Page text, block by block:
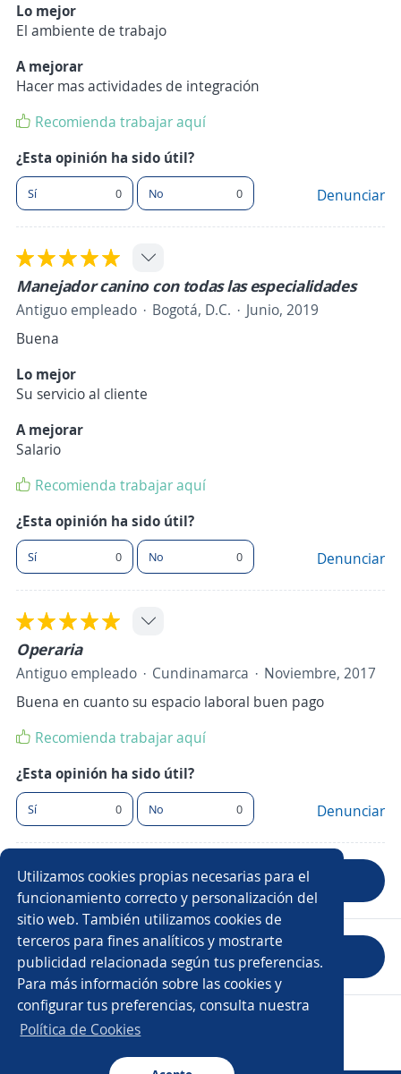
Utilizamos cookies propias necesarias para el
funcionamiento correcto y personalización del
sitio web. También utilizamos cookies de
terceros para fines analíticos y mostrarte
publicidad relacionada según tus preferencias.
Para más información sobre las cookies y
configurar tus preferencias, consulta nuestra
Política de Cookies
Lo mejor
El ambiente de trabajo
A mejorar
Hacer mas actividades de integración
Recomienda trabajar aquí
¿Esta opinión ha sido útil?
Sí 0 No 0 Denunciar
Manejador canino con todas las especialidades
Antiguo empleado Bogotá, D.C.
Junio, 2019
Buena
Lo mejor
Su servicio al cliente
A mejorar
Salario
Recomienda trabajar aquí
¿Esta opinión ha sido útil?
Sí 0 No 0 Denunciar
Operaria
Antiguo empleado Cundinamarca
Noviembre, 2017
Buena en cuanto su espacio laboral buen pago
Recomienda trabajar aquí
¿Esta opinión ha sido útil?
Sí 0 No 0 Denunciar
Anterior Siguiente
Evaluar empresa
Copyright 2014 - 2026 DGNET LTD.
Aviso legal